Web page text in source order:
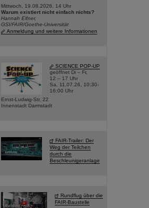
Mittwoch, 19.08.2026, 14 Uhr
Warum existiert nicht einfach nichts?
Hannah Elfner,
GSI/FAIR/Goethe-Universität
Anmeldung und weitere Informationen
SCIENCE POP-UP
geöffnet Di – Fr,
12 – 17 Uhr
Sa, 11.07.26, 10:30-
16:00 Uhr
Ernst-Ludwig-Str. 22
Innenstadt Darmstadt
FAIR-Trailer: Der
Weg der Teilchen
durch die
Beschleunigeranlage
Rundflug über die
FAIR-Baustelle